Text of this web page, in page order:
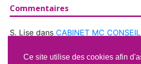
Commentaires
S. Lise dans CABINET MC CONSEIL
BEAUCE
Ce site utilise des cookies afin